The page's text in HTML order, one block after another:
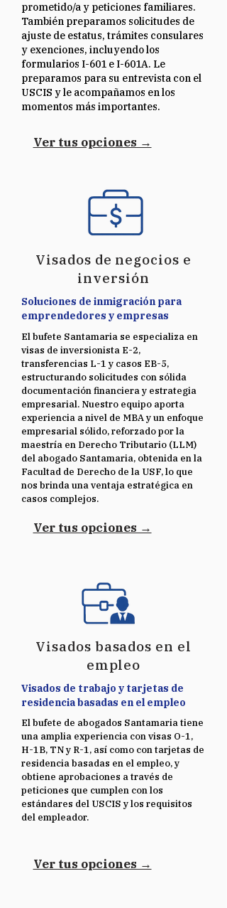
prometido/a y peticiones familiares.
También preparamos solicitudes de
ajuste de estatus, trámites consulares
y exenciones, incluyendo los
formularios I-601 e I-601A. Le
preparamos para su entrevista con el
USCIS y le acompañamos en los
momentos más importantes.
Ver tus opciones →
Visados de negocios e
inversión
Soluciones de inmigración para
emprendedores y empresas
El bufete Santamaria se especializa en
visas de inversionista E-2,
transferencias L-1 y casos EB-5,
estructurando solicitudes con sólida
documentación financiera y estrategia
empresarial. Nuestro equipo aporta
experiencia a nivel de MBA y un enfoque
empresarial sólido, reforzado por la
maestría en Derecho Tributario (LLM)
del abogado Santamaria, obtenida en la
Facultad de Derecho de la USF, lo que
nos brinda una ventaja estratégica en
casos complejos.
Ver tus opciones →
Visados basados en el
empleo
Visados de trabajo y tarjetas de
residencia basadas en el empleo
El bufete de abogados Santamaria tiene
una amplia experiencia con visas O-1,
H-1B, TN y R-1, así como con tarjetas de
residencia basadas en el empleo, y
obtiene aprobaciones a través de
peticiones que cumplen con los
estándares del USCIS y los requisitos
del empleador.
Ver tus opciones →